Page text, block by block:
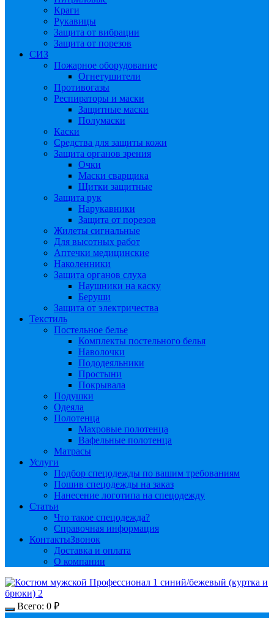
Краги
Рукавицы
Защита от вибрации
Защита от порезов
СИЗ
Пожарное оборудование
Огнетушители
Противогазы
Респираторы и маски
Защитные маски
Полумаски
Каски
Средства для защиты кожи
Защита органов зрения
Очки
Маски сварщика
Щитки защитные
Защита рук
Нарукавники
Защита от порезов
Жилеты сигнальные
Для высотных работ
Аптечки медицинские
Наколенники
Защита органов слуха
Наушники на каску
Беруши
Защита от электричества
Текстиль
Постельное белье
Комплекты постельного белья
Наволочки
Пододеяльники
Простыни
Покрывала
Подушки
Одеяла
Полотенца
Махровые полотенца
Вафельные полотенца
Матрасы
Услуги
Подбор спецодежды по вашим требованиям
Пошив спецодежды на заказ
Нанесение логотипа на спецодежду
Статьи
Что такое спецодежда?
Справочная информация
КонтактыЗвонок
Доставка и оплата
О компании
Всего: 0 ₽